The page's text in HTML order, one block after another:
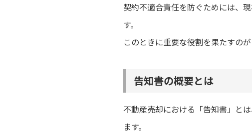
契約不適合責任を防ぐためには、
す。
このときに重要な役割を果たすのが
告知書の概要とは
不動産売却における「告知書」と
ます。